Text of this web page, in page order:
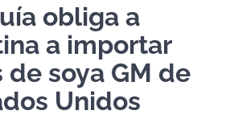
obliga a
a importar
soya GM de
Unidos